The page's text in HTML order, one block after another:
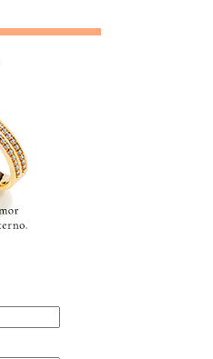
Colegas assim
equipe - mantenha distância e